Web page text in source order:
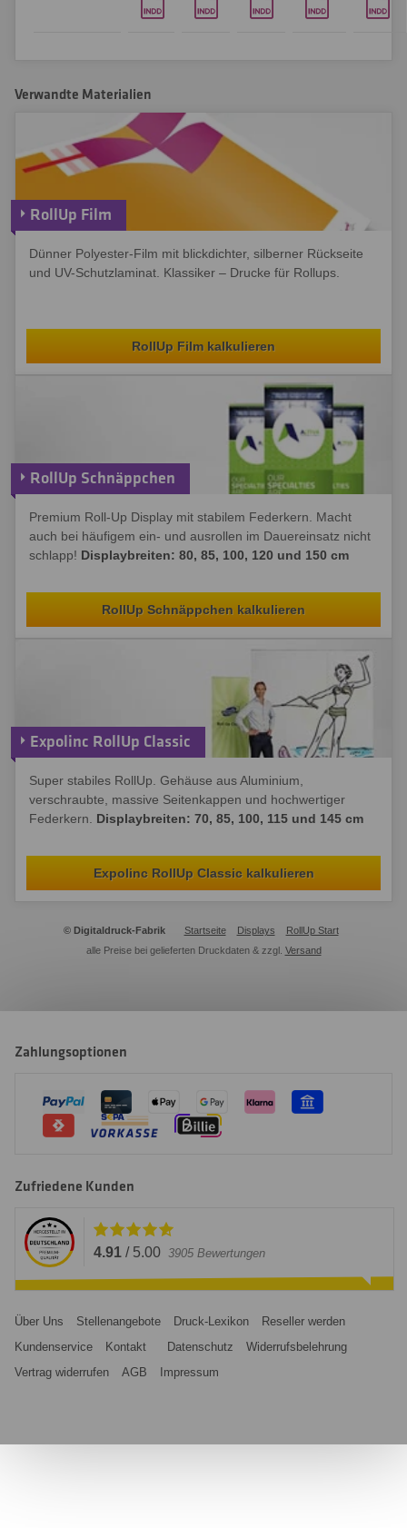
Verwandte Materialien
RollUp Film
Dünner Polyester-Film mit blickdichter, silberner Rückseite
und UV-Schutzlaminat. Klassiker – Drucke für Rollups.
RollUp Film kalkulieren
RollUp Schnäppchen
Premium Roll-Up Display mit stabilem Federkern. Macht
auch bei häufigem ein- und ausrollen im Dauereinsatz nicht
schlapp! Displaybreiten: 80, 85, 100, 120 und 150 cm
RollUp Schnäppchen kalkulieren
Expolinc RollUp Classic
Super stabiles RollUp. Gehäuse aus Aluminium,
verschraubte, massive Seitenkappen und hochwertiger
Federkern. Displaybreiten: 70, 85, 100, 115 und 145 cm
Expolinc RollUp Classic kalkulieren
© Digitaldruck-Fabrik Startseite Displays
RollUp Start
alle Preise bei gelieferten Druckdaten & zzgl. Versand
Zahlungsoptionen
Zufriedene Kunden
4.91 / 5.00 3905 Bewertungen
Über Uns Stellenangebote Druck-Lexikon
Reseller werden
Kundenservice
Kontakt Datenschutz
Widerrufsbelehrung
Vertrag widerrufen
AGB Impressum